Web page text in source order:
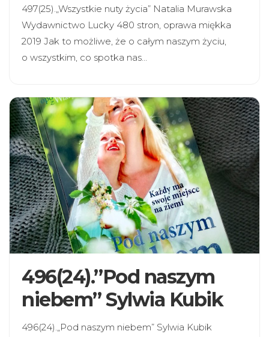
497(25).„Wszystkie nuty życia” Natalia Murawska
Wydawnictwo Lucky 480 stron, oprawa miękka
2019 Jak to możliwe, że o całym naszym życiu,
o wszystkim, co spotka nas…
496(24).”Pod naszym
niebem” Sylwia Kubik
496(24).„Pod naszym niebem” Sylwia Kubik